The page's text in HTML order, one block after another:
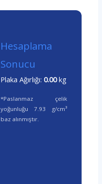
Hesaplama
Sonucu
Plaka Ağırlığı: 0.00kg
*Paslanmaz çelik
yoğunluğu 7.93 g/cm³
baz alınmıştır.